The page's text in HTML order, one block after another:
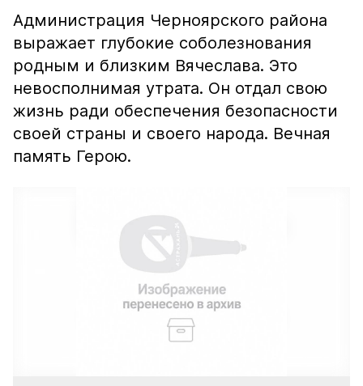
Администрация Черноярского района
выражает глубокие соболезнования
родным и близким Вячеслава. Это
невосполнимая утрата. Он отдал свою
жизнь ради обеспечения безопасности
своей страны и своего народа. Вечная
память Герою.